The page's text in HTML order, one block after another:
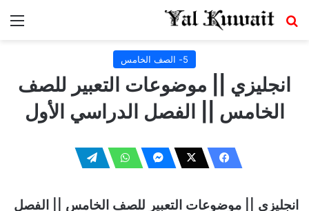
بحث عن
5- الصف الخامس
انجليزي || موضوعات التعبير للصف
الخامس || الفصل الدراسي الأول
انجليزي || موضوعات التعبير للصف الخامس || الفصل